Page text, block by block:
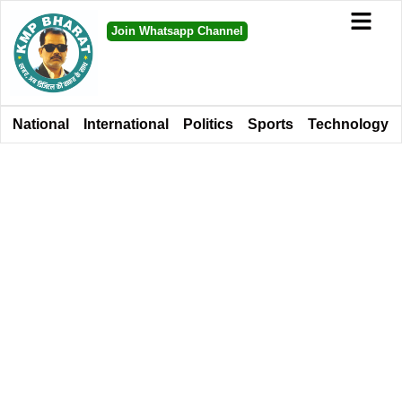
Join Whatsapp Channel
National International Politics Sports Technology